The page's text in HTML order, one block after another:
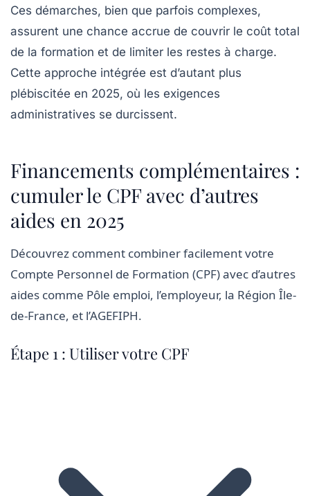
Ces démarches, bien que parfois complexes,
assurent une chance accrue de couvrir le coût total
de la formation et de limiter les restes à charge.
Cette approche intégrée est d’autant plus
plébiscitée en 2025, où les exigences
administratives se durcissent.
Financements complémentaires :
cumuler le CPF avec d’autres
aides en 2025
Découvrez comment combiner facilement votre
Compte Personnel de Formation (CPF) avec d’autres
aides comme Pôle emploi, l’employeur, la Région Île-
de-France, et l’AGEFIPH.
Étape 1 : Utiliser votre CPF